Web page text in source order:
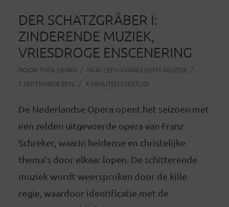
DER SCHATZGRÄBER I:
ZINDERENDE MUZIEK,
VRIESDROGE ENSCENERING
DOOR THEA DERKS IN ALLEEN VOOR LEDEN, MUZIEK
7 SEPTEMBER 2012
4 MINUTEN LEESTIJD
De Nederlandse Opera opent het seizoen met
een zelden uitgevoerde opera van Franz
Schreker, waarin heidense en christelijke
thema’s door elkaar lopen. De schitterende
muziek wordt weersproken door de kille
regie, waardoor identificatie met de